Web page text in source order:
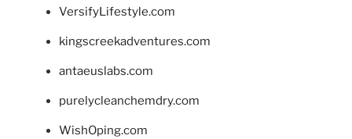
VersifyLifestyle.com
kingscreekadventures.com
antaeuslabs.com
purelycleanchemdry.com
WishOping.com